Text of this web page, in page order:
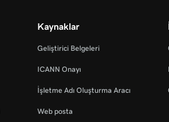
Kaynaklar
Geliştirici Belgeleri
ICANN Onayı
İşletme Adı Oluşturma Aracı
Web posta